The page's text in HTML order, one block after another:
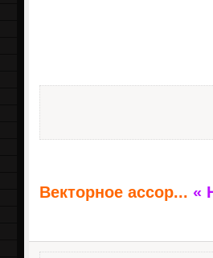
Векторное ассор... «